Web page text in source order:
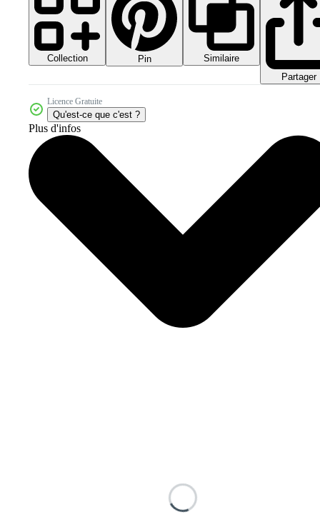
Collection Pin
Similaire
Partager
Licence Gratuite
Qu'est-ce que c'est ?
Plus d'infos